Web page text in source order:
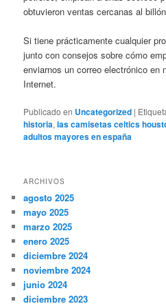
obtuvieron ventas cercanas al
Si tiene prácticamente cualquier
junto con consejos sobre cómo
enviarnos un correo electrónico en
Internet.
Publicado en Uncategorized |
historia,las camisetas celtics
adultos mayores en españa
ARCHIVOS
agosto 2025
mayo 2025
marzo 2025
enero 2025
diciembre 2024
noviembre 2024
junio 2024
diciembre 2023